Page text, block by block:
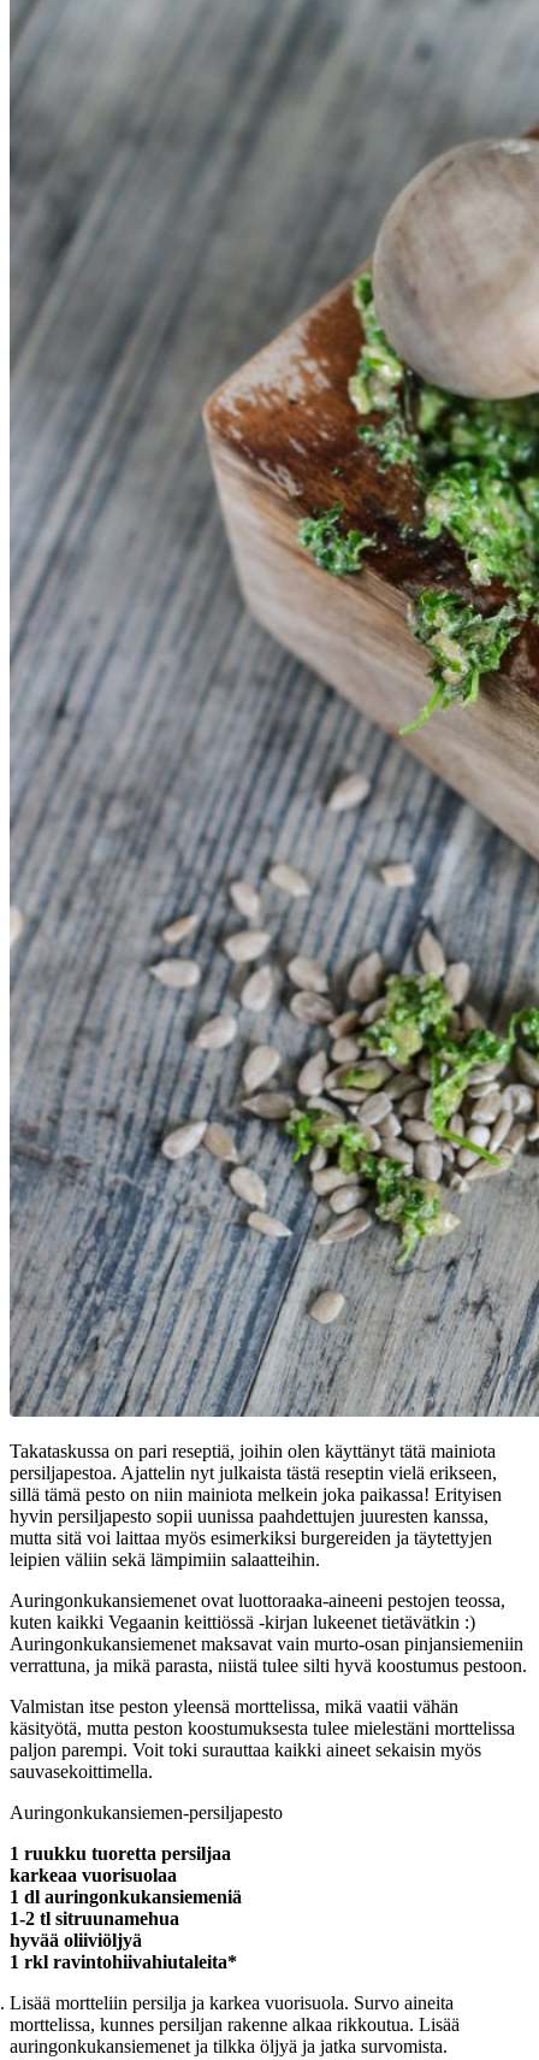
Takataskussa on pari reseptiä, joihin olen käyttänyt tätä mainiota
persiljapestoa. Ajattelin nyt julkaista tästä reseptin vielä erikseen,
sillä tämä pesto on niin mainiota melkein joka paikassa! Erityisen
hyvin persiljapesto sopii uunissa paahdettujen juuresten kanssa,
mutta sitä voi laittaa myös esimerkiksi burgereiden ja täytettyjen
leipien väliin sekä lämpimiin salaatteihin.
Auringonkukansiemenet ovat luottoraaka-aineeni pestojen teossa,
kuten kaikki Vegaanin keittiössä -kirjan lukeenet tietävätkin :)
Auringonkukansiemenet maksavat vain murto-osan pinjansiemeniin
verrattuna, ja mikä parasta, niistä tulee silti hyvä koostumus pestoon.
Valmistan itse peston yleensä morttelissa, mikä vaatii vähän
käsityötä, mutta peston koostumuksesta tulee mielestäni morttelissa
paljon parempi. Voit toki surauttaa kaikki aineet sekaisin myös
sauvasekoittimella.
Auringonkukansiemen-persiljapesto
1 ruukku tuoretta persiljaa
karkeaa vuorisuolaa
1 dl auringonkukansiemeniä
1-2 tl sitruunamehua
hyvää oliiviöljyä
1 rkl ravintohiivahiutaleita*
Lisää mortteliin persilja ja karkea vuorisuola. Survo aineita
morttelissa, kunnes persiljan rakenne alkaa rikkoutua. Lisää
auringonkukansiemenet ja tilkka öljyä ja jatka survomista.